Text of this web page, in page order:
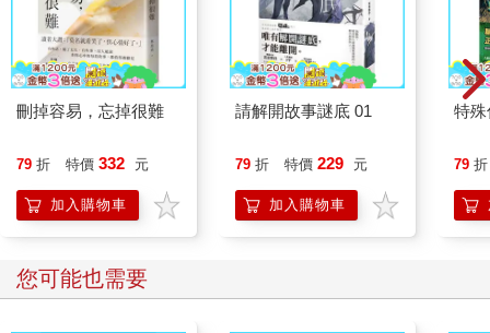
刪掉容易，忘掉很難
79 折 特價 332 元
加入購物車
請解開故事謎底 01
79 折 特價 229 元
加入購物車
特
79 折
您可能也需要